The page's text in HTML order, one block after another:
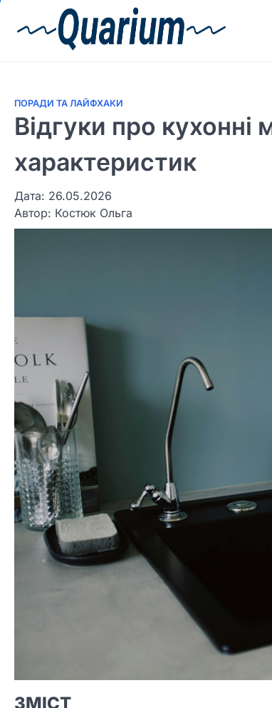
ПОРАДИ ТА ЛАЙФХАКИ
Відгуки про кухонні
характеристик
Дата: 26.05.2026
Автор: Костюк Ольга
ЗМІСТ